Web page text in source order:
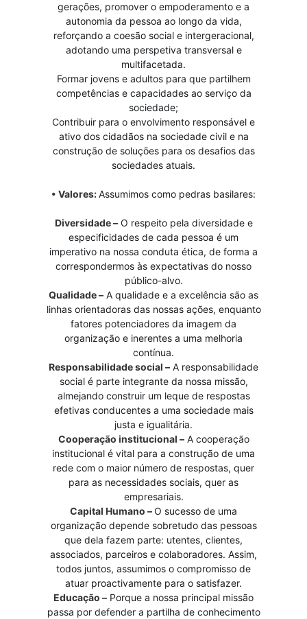
gerações, promover o empoderamento e a
autonomia da pessoa ao longo da vida,
reforçando a coesão social e intergeracional,
adotando uma perspetiva transversal e
multifacetada.
Formar jovens e adultos para que partilhem
competências e capacidades ao serviço da
sociedade;
Contribuir para o envolvimento responsável e
ativo dos cidadãos na sociedade civil e na
construção de soluções para os desafios das
sociedades atuais.
• Valores:Assumimos como pedras basilares:
Diversidade –O respeito pela diversidade e
especificidades de cada pessoa é um
imperativo na nossa conduta ética, de forma a
correspondermos às expectativas do nosso
público-alvo.
Qualidade – A qualidade e a excelência são as
linhas orientadoras das nossas ações, enquanto
fatores potenciadores da imagem da
organização e inerentes a uma melhoria
contínua.
Responsabilidade social – A responsabilidade
social é parte integrante da nossa missão,
almejando construir um leque de respostas
efetivas conducentes a uma sociedade mais
justa e igualitária.
Cooperação institucional –A cooperação
institucional é vital para a construção de uma
rede com o maior número de respostas, quer
para as necessidades sociais, quer as
empresariais.
Capital Humano –O sucesso de uma
organização depende sobretudo das pessoas
que dela fazem parte: utentes, clientes,
associados, parceiros e colaboradores. Assim,
todos juntos, assumimos o compromisso de
atuar proactivamente para o satisfazer.
Educação – Porque a nossa principal missão
passa por defender a partilha de conhecimento